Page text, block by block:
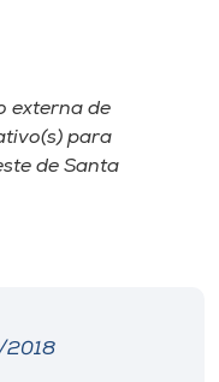
externa de
para
de Santa
2018